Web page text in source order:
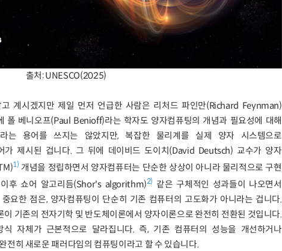
출처: UNESCO(2025)
계시겠지만 제일 먼저 언급한 사람은 리처드 파인만(Richard Feynman)
폴 베니오프(Paul Benioff)라는 학자도 양자컴퓨팅의 개념과 필요성에 대해
라는 용어를 쓰지는 않았지만, 복잡한 물리계를 실제 양자 시스템으로
가 제시된 겁니다. 그 뒤에 데이비드 도이치(David Deutsch) 교수가 양자
1) 개념을 정립하면서 양자컴퓨터는 단순한 상상이 아니라 물리적으로 구현
후 쇼어 알고리듬(Shor's algorithm)2) 같은 구체적인 성과들이 나오면서
요한 점은, 양자컴퓨팅이 단순히 기존 컴퓨터의 고도화가 아니라는 겁니다.
기존의 전자기학 및 반도체이론에서 양자이론으로 완전히 전환된 것입니다.
자체가 근본적으로 달라집니다. 즉, 기존 컴퓨터의 성능을 개선하거나
전히 새로운 패러다임의 컴퓨팅이라고 할 수 있습니다.